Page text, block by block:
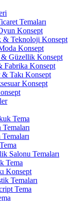
Temaları
Konsept
& Teknoloji Konsept
Konsept
Güzellik Konsept
Fabrika Konsept
Takı Konsept
Konsept
Tema
Salonu Temaları
Tema
Konsept
Temaları
Tema